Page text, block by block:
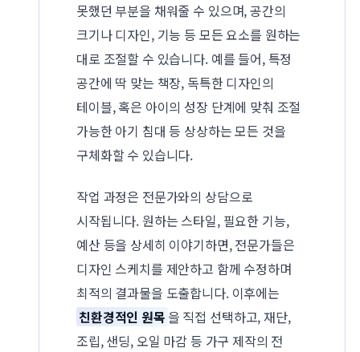
못했던 부분을 채워줄 수 있으며, 공간의
크기나 디자인, 기능 등 모든 요소를 원하는
대로 조절할 수 있습니다. 예를 들어, 특정
공간에 딱 맞는 책장, 독특한 디자인의
테이블, 혹은 아이의 성장 단계에 맞춰 조절
가능한 아기 침대 등 상상하는 모든 것을
구체화할 수 있습니다.
작업 과정은 전문가와의 상담으로
시작됩니다. 원하는 스타일, 필요한 기능,
예산 등을 상세히 이야기하면, 전문가들은
디자인 스케치를 제안하고 함께 수정하며
최적의 결과물을 도출합니다. 이후에는
친환경적인 원목 을 직접 선택하고, 재단,
조립, 샌딩, 오일 마감 등 가구 제작의 전